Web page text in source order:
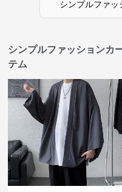
シンプルファッ
シンプルファッションカ
テム